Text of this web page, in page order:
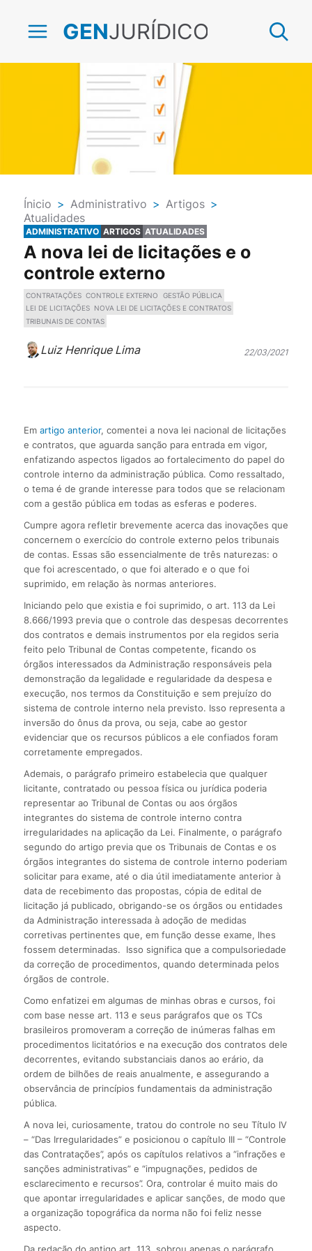
GENJURÍDICO
Ínicio > Administrativo > Artigos >
Atualidades
ADMINISTRATIVO ARTIGOS ATUALIDADES
A nova lei de licitações e o
controle externo
CONTRATAÇÕES CONTROLE EXTERNO
GESTÃO PÚBLICA
LEI DE LICITAÇÕES
NOVA LEI DE LICITAÇÕES E CONTRATOS
TRIBUNAIS DE CONTAS
Luiz Henrique Lima 22/03/2021
Em artigo anterior, comentei a nova lei nacional de licitações
e contratos, que aguarda sanção para entrada em vigor,
enfatizando aspectos ligados ao fortalecimento do papel do
controle interno da administração pública. Como ressaltado,
o tema é de grande interesse para todos que se relacionam
com a gestão pública em todas as esferas e poderes.
Cumpre agora refletir brevemente acerca das inovações que
concernem o exercício do controle externo pelos tribunais
de contas. Essas são essencialmente de três naturezas: o
que foi acrescentado, o que foi alterado e o que foi
suprimido, em relação às normas anteriores.
Iniciando pelo que existia e foi suprimido, o art. 113 da Lei
8.666/1993 previa que o controle das despesas decorrentes
dos contratos e demais instrumentos por ela regidos seria
feito pelo Tribunal de Contas competente, ficando os
órgãos interessados da Administração responsáveis pela
demonstração da legalidade e regularidade da despesa e
execução, nos termos da Constituição e sem prejuízo do
sistema de controle interno nela previsto. Isso representa a
inversão do ônus da prova, ou seja, cabe ao gestor
evidenciar que os recursos públicos a ele confiados foram
corretamente empregados.
Ademais, o parágrafo primeiro estabelecia que qualquer
licitante, contratado ou pessoa física ou jurídica poderia
representar ao Tribunal de Contas ou aos órgãos
integrantes do sistema de controle interno contra
irregularidades na aplicação da Lei. Finalmente, o parágrafo
segundo do artigo previa que os Tribunais de Contas e os
órgãos integrantes do sistema de controle interno poderiam
solicitar para exame, até o dia útil imediatamente anterior à
data de recebimento das propostas, cópia de edital de
licitação já publicado, obrigando-se os órgãos ou entidades
da Administração interessada à adoção de medidas
corretivas pertinentes que, em função desse exame, lhes
fossem determinadas. Isso significa que a compulsoriedade
da correção de procedimentos, quando determinada pelos
órgãos de controle.
Como enfatizei em algumas de minhas obras e cursos, foi
com base nesse art. 113 e seus parágrafos que os TCs
brasileiros promoveram a correção de inúmeras falhas em
procedimentos licitatórios e na execução dos contratos dele
decorrentes, evitando substanciais danos ao erário, da
ordem de bilhões de reais anualmente, e assegurando a
observância de princípios fundamentais da administração
pública.
A nova lei, curiosamente, tratou do controle no seu Título IV
– “Das Irregularidades” e posicionou o capítulo III – “Controle
das Contratações”, após os capítulos relativos a “infrações e
sanções administrativas” e “impugnações, pedidos de
esclarecimento e recursos”. Ora, controlar é muito mais do
que apontar irregularidades e aplicar sanções, de modo que
a organização topográfica da norma não foi feliz nesse
aspecto.